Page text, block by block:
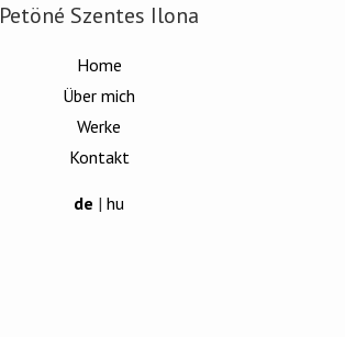
Petöné Szentes Ilona
Home
Über mich
Werke
Kontakt
de | hu